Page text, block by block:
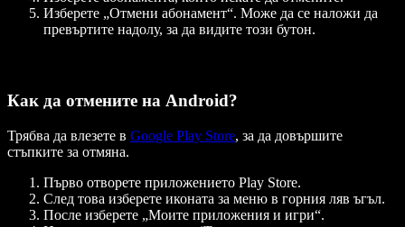
Изберете „Отмени абонамент“. Може да се наложи да
превъртите надолу, за да видите този бутон.
Как да отмените на Android?
Трябва да влезете в Google Play Store, за да довършите
стъпките за отмяна.
Първо отворете приложението Play Store.
След това изберете иконата за меню в горния ляв ъгъл.
После изберете „Моите приложения и игри“.